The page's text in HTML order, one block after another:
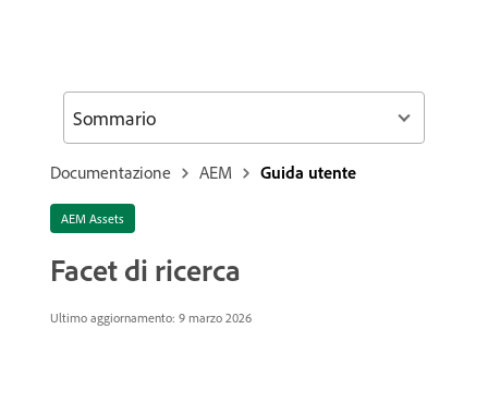
Documentazione AEM Guida utente
AEM Assets
Facet di ricerca
Ultimo aggiornamento: 9 marzo 2026
Sommario